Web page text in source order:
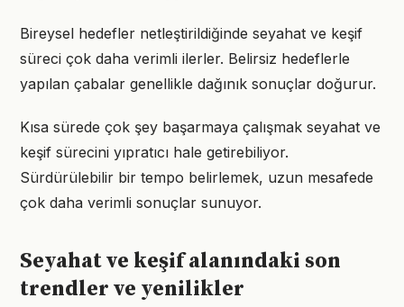
Bireysel hedefler netleştirildiğinde seyahat ve keşif
süreci çok daha verimli ilerler. Belirsiz hedeflerle
yapılan çabalar genellikle dağınık sonuçlar doğurur.
Kısa sürede çok şey başarmaya çalışmak seyahat ve
keşif sürecini yıpratıcı hale getirebiliyor.
Sürdürülebilir bir tempo belirlemek, uzun mesafede
çok daha verimli sonuçlar sunuyor.
Seyahat ve keşif alanındaki son
trendler ve yenilikler